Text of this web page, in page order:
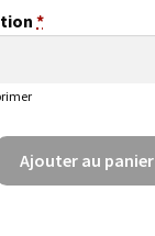
*
Ajouter au panier